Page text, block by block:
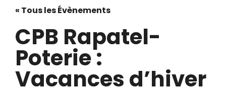
« Tous les Évènements
CPB Rapatel-
Poterie :
Vacances d’hiver